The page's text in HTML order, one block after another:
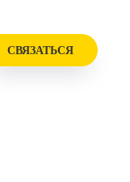
СВЯЗАТЬСЯ